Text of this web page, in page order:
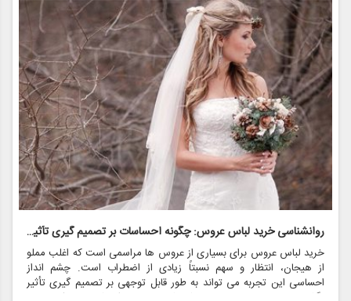
روانشناسی خرید لباس عروس: چگونه احساسات بر تصمیم گیری تأثیر می گذارد
خرید لباس عروس برای بسیاری از عروس ها مراسمی است که اغلب مملو
از هیجان، انتظار و سهم نسبتاً زیادی از اضطراب است. چشم انداز
احساسی این تجربه می تواند به طور قابل توجهی بر تصمیم گیری تأثیر